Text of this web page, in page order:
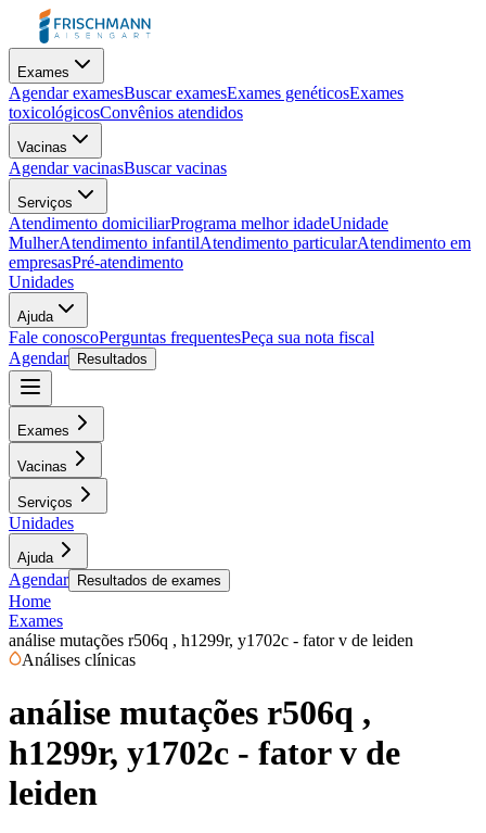
Exames
Agendar examesBuscar examesExames genéticosExames
toxicológicosConvênios atendidos
Vacinas
Agendar vacinasBuscar vacinas
Serviços
Atendimento domiciliarPrograma melhor idadeUnidade
MulherAtendimento infantilAtendimento particularAtendimento em
empresasPré-atendimento
Unidades
Ajuda
Fale conoscoPerguntas frequentesPeça sua nota fiscal
Agendar
Resultados
Exames
Vacinas
Serviços
Unidades
Ajuda
Agendar Resultados de exames
Home
Exames
análise mutações r506q , h1299r, y1702c - fator v de leiden
Análises clínicas
análise mutações r506q ,
h1299r, y1702c - fator v de
leiden